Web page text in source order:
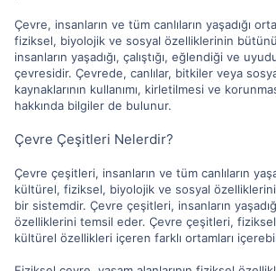
Çevre, insanların ve tüm canlıların yaşadığı
fiziksel, biyolojik ve sosyal özelliklerinin
insanların yaşadığı, çalıştığı, eğlendiği ve
çevresidir. Çevrede, canlılar, bitkiler veya
kaynaklarının kullanımı, kirletilmesi ve
hakkında bilgiler de bulunur.
Çevre Çeşitleri Nelerdir?
Çevre çeşitleri, insanların ve tüm canlıların
kültürel, fiziksel, biyolojik ve sosyal
bir sistemdir. Çevre çeşitleri, insanların
özelliklerini temsil eder. Çevre çeşitleri,
kültürel özellikleri içeren farklı ortamları